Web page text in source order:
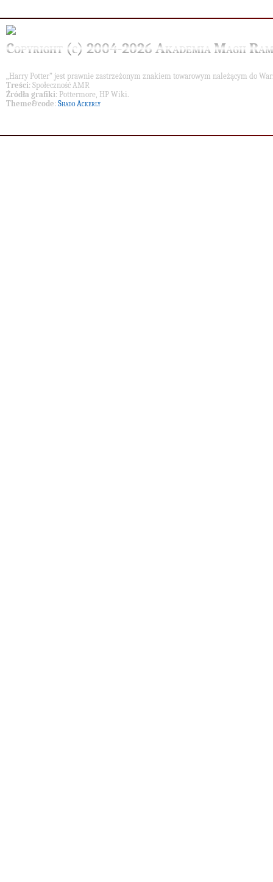
Copyright (c) 2004-2026 Akademia Magii
„Harry Potter” jest prawnie zastrzeżonym znakiem towarowym należącym do
Treści: Społeczność AMR
Źródła grafiki: Pottermore, HP Wiki.
Theme&code: Shado Ackerly